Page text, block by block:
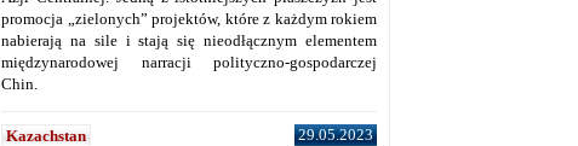
promocja „zielonych” projektów, które z każdym rokiem
nabierają na sile i stają się nieodłącznym elementem
międzynarodowej narracji polityczno-gospodarczej
Chin.
Kazachstan 29.05.2023